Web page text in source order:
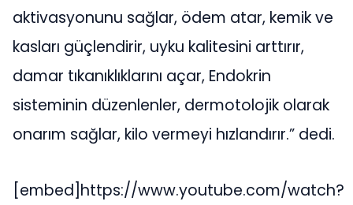
aktivasyonunu sağlar, ödem atar, kemik ve
kasları güçlendirir, uyku kalitesini arttırır,
damar tıkanıklıklarını açar, Endokrin
sisteminin düzenlenler, dermotolojik olarak
onarım sağlar, kilo vermeyi hızlandırır.” dedi.
[embed]https://www.youtube.com/watch?